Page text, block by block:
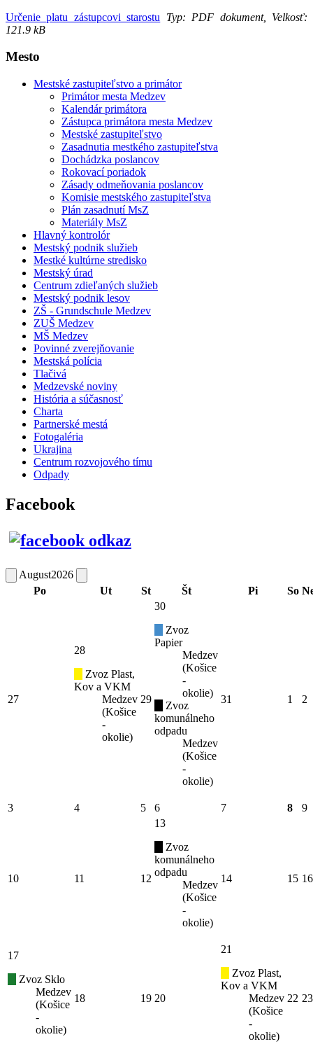
Určenie platu zástupcovi starostu Typ: PDF dokument, Velkosť:
121.9 kB
Mesto
Mestské zastupiteľstvo a primátor
Primátor mesta Medzev
Kalendár primátora
Zástupca primátora mesta Medzev
Mestské zastupiteľstvo
Zasadnutia mestkého zastupiteľstva
Dochádzka poslancov
Rokovací poriadok
Zásady odmeňovania poslancov
Komisie mestského zastupiteľstva
Plán zasadnutí MsZ
Materiály MsZ
Hlavný kontrolór
Mestský podnik služieb
Mestké kultúrne stredisko
Mestský úrad
Centrum zdieľaných služieb
Mestský podnik lesov
ZŠ - Grundschule Medzev
ZUŠ Medzev
MŠ Medzev
Povinné zverejňovanie
Mestská polícia
Tlačivá
Medzevské noviny
História a súčasnosť
Charta
Partnerské mestá
Fotogaléria
Ukrajina
Centrum rozvojového tímu
Odpady
Facebook
August2026
Po
Ut St Št Pi So
27
28
Zvoz Plast,
Kov a VKM
Medzev
(Košice
-
okolie)
29
30
Zvoz
Papier
Medzev
(Košice
-
okolie)
Zvoz
komunálneho
odpadu
Medzev
(Košice
-
okolie)
31 1 2
3 4 5 6 7 8 9
10 11 12
13
Zvoz
komunálneho
odpadu
Medzev
(Košice
-
okolie)
14 15 16
17
Zvoz Sklo
Medzev
(Košice
-
okolie)
18 19 20
21
Zvoz Plast,
Kov a VKM
Medzev
(Košice
-
okolie)
22 23